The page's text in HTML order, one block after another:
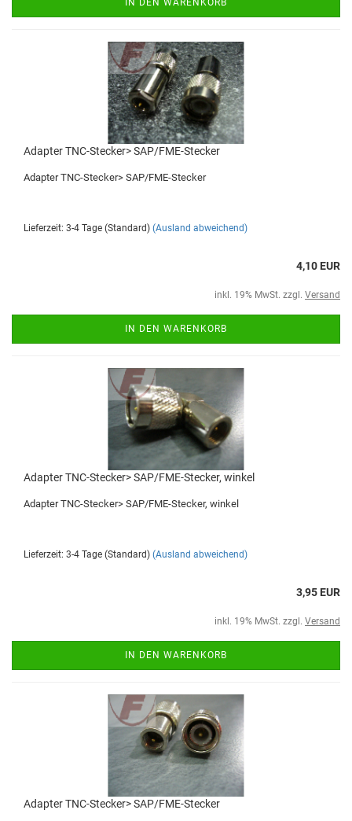
IN DEN WARENKORB
Adapter TNC-Stecker> SAP/FME-Stecker
Adapter TNC-Stecker> SAP/FME-Stecker
Lieferzeit: 3-4 Tage (Standard) (Ausland abweichend)
4,10 EUR
inkl. 19% MwSt. zzgl. Versand
IN DEN WARENKORB
Adapter TNC-Stecker> SAP/FME-Stecker, winkel
Adapter TNC-Stecker> SAP/FME-Stecker, winkel
Lieferzeit: 3-4 Tage (Standard) (Ausland abweichend)
3,95 EUR
inkl. 19% MwSt. zzgl. Versand
IN DEN WARENKORB
Adapter TNC-Stecker> SAP/FME-Stecker